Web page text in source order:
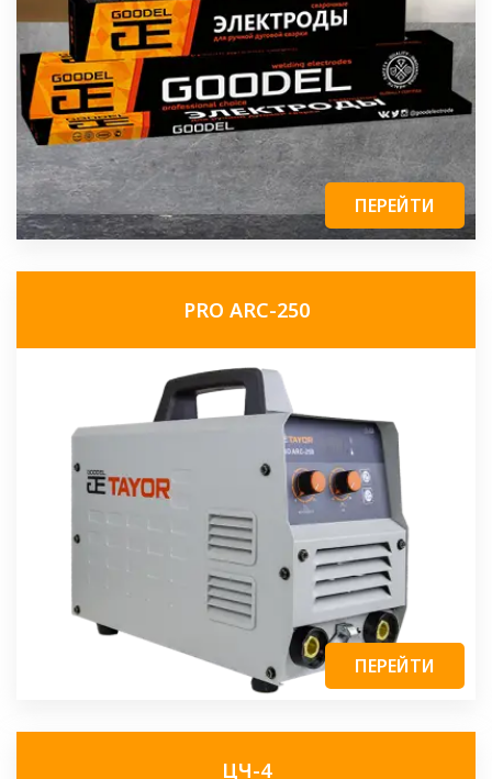
ПЕРЕЙТИ
PRO ARC-250
ПЕРЕЙТИ
ЦЧ-4